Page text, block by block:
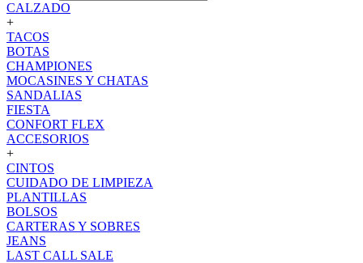
CALZADO
+
TACOS
BOTAS
CHAMPIONES
MOCASINES Y CHATAS
SANDALIAS
FIESTA
CONFORT FLEX
ACCESORIOS
+
CINTOS
CUIDADO DE LIMPIEZA
PLANTILLAS
BOLSOS
CARTERAS Y SOBRES
JEANS
LAST CALL SALE